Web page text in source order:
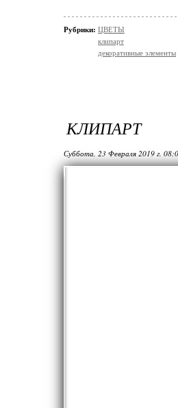
Рубрики: ЦВЕТЫ
клипарт
декоративные элементы
КЛИПАРТ
Суббота, 23 Февраля 2019 г.